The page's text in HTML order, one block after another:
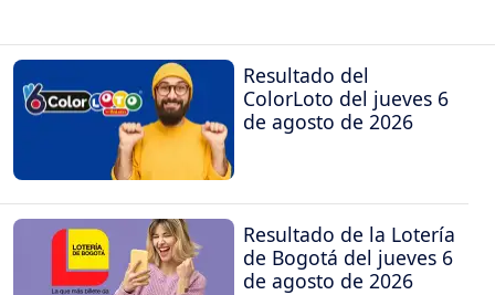
Resultado del
ColorLoto del jueves 6
de agosto de 2026
Resultado de la Lotería
de Bogotá del jueves 6
de agosto de 2026